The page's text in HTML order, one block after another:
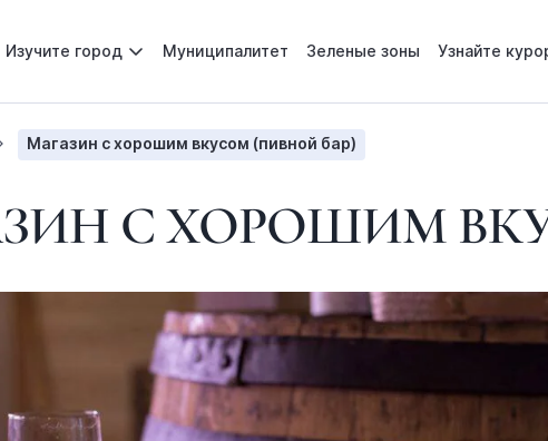
Изучите город Муниципалитет Зеленые зоны Узнайте
Магазин с хорошим вкусом (пивной бар)
С ХОРОШИМ